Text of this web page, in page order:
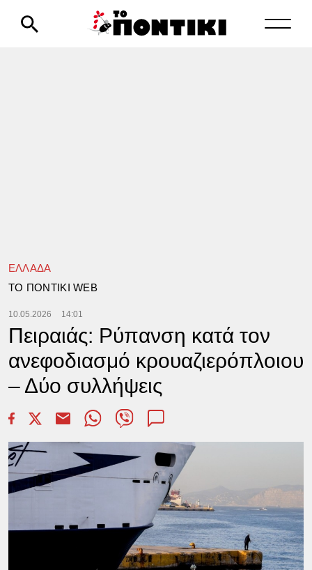
ΕΛΛΑΔΑ
TΟ ΠΟΝΤΙΚΙ WEB
10.05.2026 14:01
Πειραιάς: Ρύπανση κατά τον
ανεφοδιασμό κρουαζιερόπλοιου
– Δύο συλλήψεις